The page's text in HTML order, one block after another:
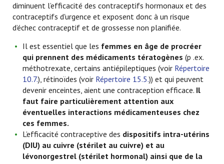
diminuent l’efficacité des contraceptifs hormonaux et des
contraceptifs d'urgence et exposent donc à un risque
d’échec contraceptif et de grossesse non planifiée.
Il est essentiel que les femmes en âge de procréer
qui prennent des médicaments tératogènes (p .ex.
méthotrexate, certains antiépileptiques (voir Répertoire
10.7.), rétinoïdes (voir Répertoire 15.5.)) et qui peuvent
devenir enceintes, aient une contraception efficace. Il
faut faire particulièrement attention aux
éventuelles interactions médicamenteuses chez
ces femmes.
L’efficacité contraceptive des dispositifs intra-utérins
(DIU) au cuivre (stérilet au cuivre) et au
lévonorgestrel (stérilet hormonal) ainsi que de la